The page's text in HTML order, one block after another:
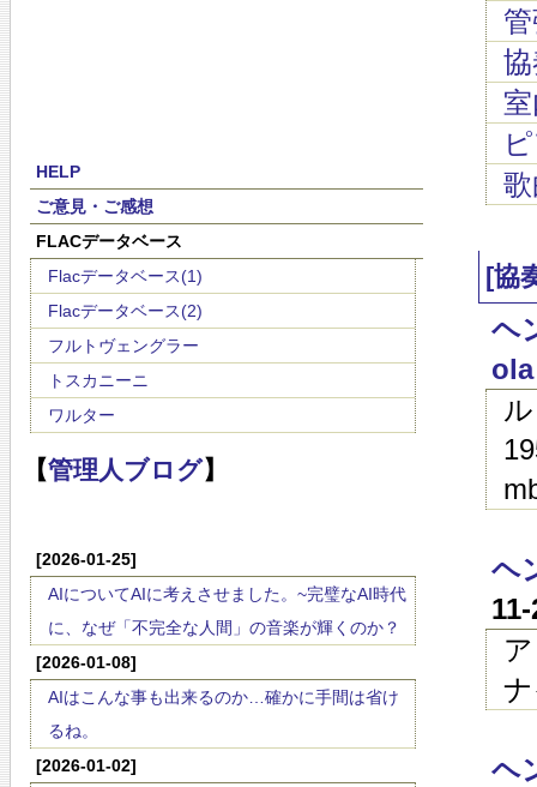
HELP
ご意見・ご感想
FLACデータベース
Flacデータベース(1)
Flacデータベース(2)
フルトヴェングラー
トスカニーニ
ワルター
【管理人ブログ】
[2026-01-25]
AIについてAIに考えさせました。~完璧なAI時代
に、なぜ「不完全な人間」の音楽が輝くのか？
[2026-01-08]
AIはこんな事も出来るのか…確かに手間は省け
るね。
[2026-01-02]
[協
ヘ
ヘ
ヘ